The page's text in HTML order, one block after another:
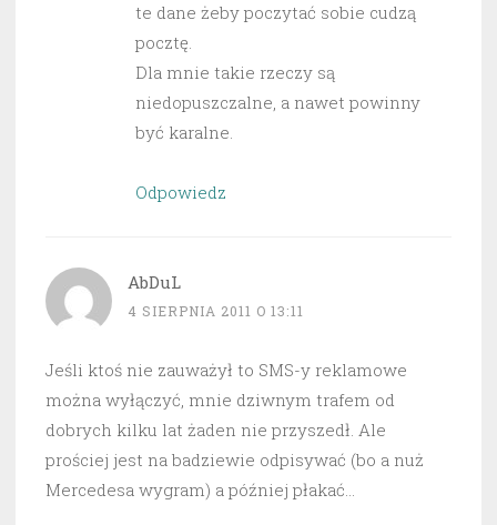
te dane żeby poczytać sobie cudzą
pocztę.
Dla mnie takie rzeczy są
niedopuszczalne, a nawet powinny
być karalne.
Odpowiedz
AbDuL
4 SIERPNIA 2011 O 13:11
Jeśli ktoś nie zauważył to SMS-y reklamowe
można wyłączyć, mnie dziwnym trafem od
dobrych kilku lat żaden nie przyszedł. Ale
prościej jest na badziewie odpisywać (bo a nuż
Mercedesa wygram) a później płakać…